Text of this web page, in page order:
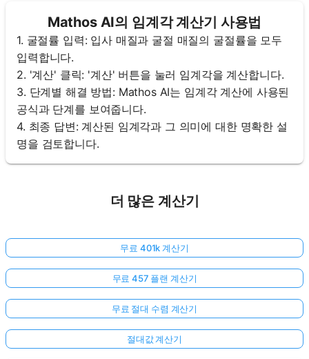
Mathos AI의 임계각 계산기 사용법
1. 굴절률 입력: 입사 매질과 굴절 매질의 굴절률을 모두
입력합니다.
2. '계산' 클릭: '계산' 버튼을 눌러 임계각을 계산합니다.
3. 단계별 해결 방법: Mathos AI는 임계각 계산에 사용된
공식과 단계를 보여줍니다.
4. 최종 답변: 계산된 임계각과 그 의미에 대한 명확한 설
명을 검토합니다.
더 많은 계산기
무료 401k 계산기
무료 457 플랜 계산기
무료 절대 수렴 계산기
절대값 계산기